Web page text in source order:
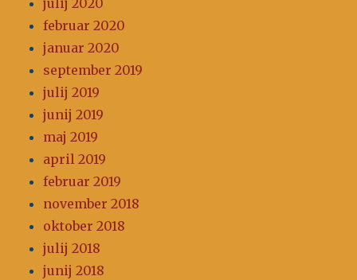
julij 2020
februar 2020
januar 2020
september 2019
julij 2019
junij 2019
maj 2019
april 2019
februar 2019
november 2018
oktober 2018
julij 2018
junij 2018